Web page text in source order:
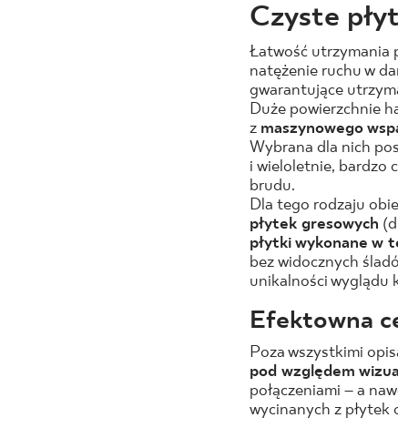
Czyste
Łatwość utrzymania
natężenie ruchu w
gwarantujące
Duże powierzchnie
z maszynowego
Wybrana dla nich
i wieloletnie, bardzo
brudu.
Dla tego rodzaju
płytek gresowych
płytki wykonane w
bez widocznych
unikalności wyglądu
Efektowna
Poza wszystkimi
pod względem
połączeniami – a
wycinanych z płytek